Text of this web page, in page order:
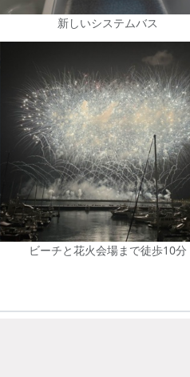
新しいシステムバス
ビーチと花火会場まで徒歩10分